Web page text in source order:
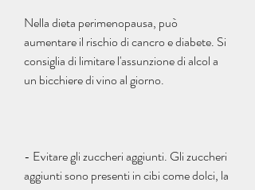
Nella dieta perimenopausa, può
aumentare il rischio di cancro e diabete. Si
consiglia di limitare l'assunzione di alcol a
un bicchiere di vino al giorno.
- Evitare gli zuccheri aggiunti. Gli zuccheri
aggiunti sono presenti in cibi come dolci, la